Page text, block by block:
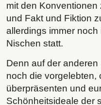
mit den
und Fakt und Fiktion
allerdings immer
Nischen statt.
Denn auf der
noch die vorgelebten,
überpräsenten und
Schönheitsideale der